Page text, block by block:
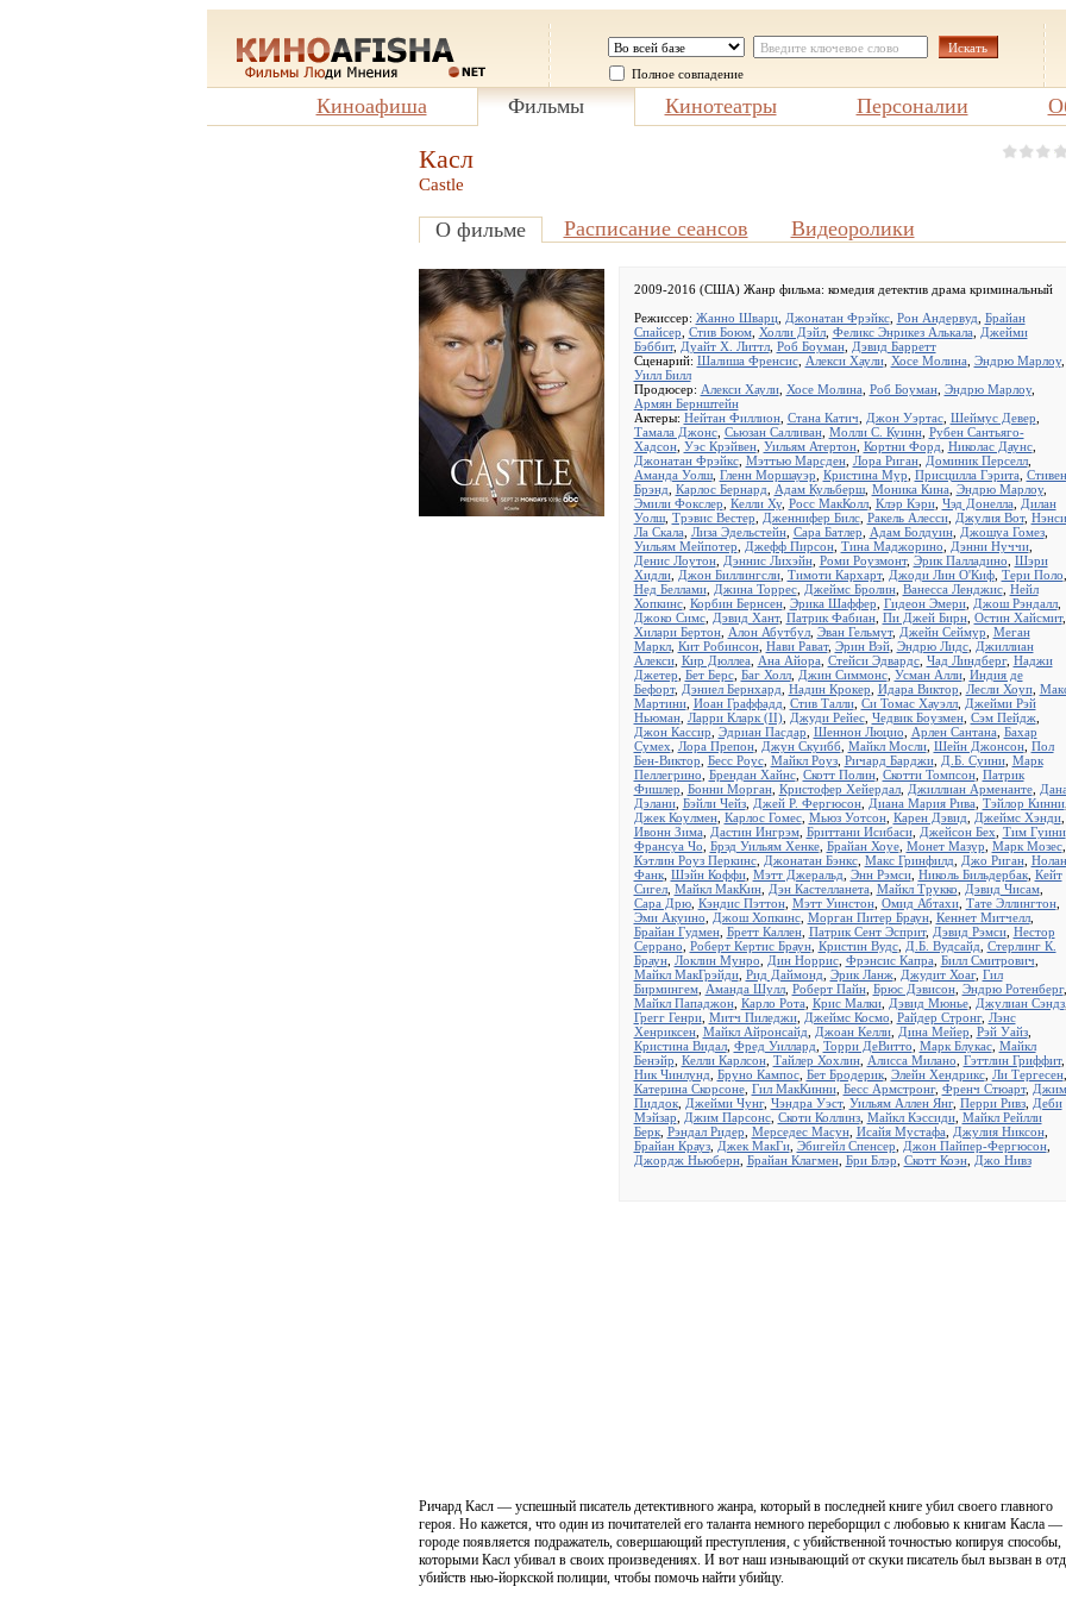
Полное совпадение
Киноафиша Фильмы Кинотеатры Персоналии
Касл
Castle
О фильме Расписание сеансов Видеоролики
2009-2016 (США) Жанр фильма: комедия детектив драма криминальный
Режиссер: Жанно Шварц, Джонатан Фрэйкс, Рон Андервуд Брайан
Спайсер Стив Боюм, Холли Дэйл, Феликс Энрикез Алькала
Джейми
Бэббит, Дуайт Х. Литтл, Роб Боуман, Дэвид Барретт
Сценарий: Шалиша Френсис, Алекси Хаули, Хосе Молина Эндрю Марлоу,
Уилл Билл
Продюсер: Алекси Хаули, Хосе Молина Роб Боуман, Эндрю Марлоу,
Армян Бернштейн
Актеры: Нейтан Филлион, Стана Катич Джон Уэртас, Шеймус Девер
Тамала Джонс, Сьюзан Салливан, Молли С. Куинн, Рубен Сантьяго-
Хадсон, Уэс Крэйвен, Уильям Атертон, Кортни Форд Николас Даунс,
Джонатан Фрэйкс, Мэттью Марсден, Лора Риган, Доминик Перселл,
Аманда Уолш, Гленн Моршауэр Кристина Мур Присцилла Гэрита Стивен
Брэнд Карлос Бернард Адам Кульберш, Моника Кина Эндрю Марлоу,
Эмили Фокслер Келли Ху, Росс МакКолл, Клэр Кэри, Чэд Донелла
Дилан
Уолш, Трэвис Вестер Дженнифер Билс, Ракель Алесси, Джулия Вот, Нэнси
Ла Скала Лиза Эдельстейн, Сара Батлер Адам Болдуин, Джошуа Гомез,
Уильям Мейпотер
Джефф Пирсон, Тина Маджорино Дэнни Нуччи,
Денис Лоутон, Дэннис Лихэйн, Роми Роузмонт, Эрик Палладино Шэри
Хидли, Джон Биллингсли, Тимоти Кархарт, Джоди Лин О'Киф, Тери Поло
Нед Беллами, Джина Торрес, Джеймс Бролин, Ванесса Ленджис, Нейл
Хопкинс, Корбин Бернсен, Эрика Шаффер Гидеон Эмери, Джош Рэндалл,
Джоко Симс, Дэвид Хант, Патрик Фабиан, Пи Джей Бирн, Остин Хайсмит,
Хилари Бертон, Алон Абутбул, Эван Гельмут, Джейн Сеймур Меган
Маркл, Кит Робинсон, Нави Рават, Эрин Вэй, Эндрю Лидс, Джиллиан
Алекси, Кир Дюллеа Ана Айора Стейси Эдвардс, Чад Линдберг, Наджи
Джетер Бет Берс, Баг Холл, Джин Симмонс, Усман Алли, Индия де
Бефорт, Дэниел Бернхард Надин Крокер Идара Виктор Лесли Хоуп,
Мартини, Иоан Граффадд Стив Талли, Си Томас Хауэлл, Джейми Рэй
Ньюман, Ларри Кларк (II), Джуди Рейес, Чедвик Боузмен, Сэм Пейдж,
Джон Кассир Эдриан Пасдар Шеннон Люцио Арлен Сантана Бахар
Сумех Лора Препон, Джун Скуибб, Майкл Мосли, Шейн Джонсон, Пол
Бен-Виктор Бесс Роус, Майкл Роуз, Ричард Барджи, Д.Б. Суини, Марк
Пеллегрино Брендан Хайнс, Скотт Полин, Скотти Томпсон, Патрик
Фишлер Бонни Морган, Кристофер Хейердал, Джиллиан Арменанте, Дана
Дэлани, Бэйли Чейз, Джей Р. Фергюсон, Диана Мария Рива Тэйлор Кинни,
Джек Коулмен, Карлос Гомес, Мьюз Уотсон, Карен Дэвид Джеймс Хэнди,
Ивонн Зима
Дастин Ингрэм, Бриттани Исибаси, Джейсон Бех Тим Гуини,
Франсуа Чо Брэд Уильям Хенке, Брайан Хоуе, Монет Мазур Марк Мозес,
Кэтлин Роуз Перкинс, Джонатан Бэнкс, Макс Гринфилд Джо Риган, Нолан
Фанк, Шэйн Коффи, Мэтт Джеральд Энн Рэмси, Николь Бильдербак, Кейт
Сигел, Майкл МакКин, Дэн Кастелланета Майкл Трукко Дэвид Чисам,
Сара Дрю, Кэндис Пэттон, Мэтт Уинстон, Омид Абтахи, Тате Эллингтон,
Эми Акуино
Джош Хопкинс, Морган Питер Браун, Кеннет Митчелл,
Брайан Гудмен, Бретт Каллен, Патрик Сент Эсприт, Дэвид Рэмси, Нестор
Серрано Роберт Кертис Браун, Кристин Вудс, Д.Б. Вудсайд Стерлинг К.
Браун, Локлин Мунро Дин Норрис, Фрэнсис Капра Билл Смитрович
Майкл МакГрэйди, Рид Даймонд Эрик Ланж, Джудит Хоаг, Гил
Бирмингем, Аманда Шулл, Роберт Пайн, Брюс Дэвисон, Эндрю Ротенберг,
Майкл Пападжон, Карло Рота Крис Малки, Дэвид Мюнье, Джулиан Сэндз,
Грегг Генри, Митч Пиледжи, Джеймс Космо Райдер Стронг, Лэнс
Хенриксен, Майкл Айронсайд Джоан Келли, Дина Мейер Рэй Уайз,
Кристина Видал, Фред Уиллард Торри ДеВитто Марк Блукас, Майкл
Бенэйр Келли Карлсон, Тайлер Хохлин, Алисса Милано Гэттлин Гриффит,
Ник Чинлунд Бруно Кампос, Бет Бродерик, Элейн Хендрикс, Ли Тергесен,
Катерина Скорсоне, Гил МакКинни, Бесс Армстронг, Френч Стюарт, Джим
Пиддок, Джейми Чунг, Чэндра Уэст, Уильям Аллен Янг, Перри Ривз, Деби
Мэйзар
Джим Парсонс, Скоти Коллинз, Майкл Кэссиди, Майкл Рейлли
Берк, Рэндал Ридер Мерседес Масун, Исайя Мустафа Джулия Никсон,
Брайан Крауз, Джек МакГи, Эбигейл Спенсер Джон Пайпер-Фергюсон,
Джордж Ньюберн, Брайан Клагмен, Бри Блэр Скотт Коэн, Джо Нивз
Ричард Касл — успешный писатель детективного жанра, который в последней книге убил своего главного
героя. Но кажется, что один из почитателей его таланта немного переборщил с любовью к книгам Касла —
городе появляется подражатель, совершающий преступления, с убийственной точностью копируя способы,
которыми Касл убивал в своих произведениях. И вот наш изнывающий от скуки писатель был вызван в
убийств нью-йоркской полиции, чтобы помочь найти убийцу.